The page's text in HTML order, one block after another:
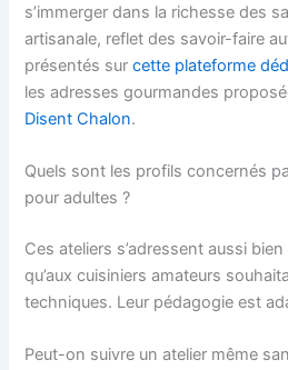
s’immerger dans la richesse des
artisanale, reflet des savoir-faire
présentés surcette plateforme
les adresses gourmandes
Disent Chalon.
Quels sont les profils concernés
pour adultes ?
Ces ateliers s’adressent aussi
qu’aux cuisiniers amateurs
techniques. Leur pédagogie est
Peut-on suivre un atelier même